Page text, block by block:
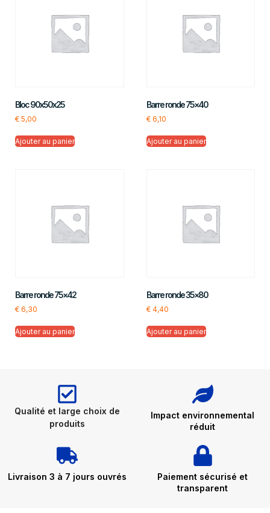
Bloc 90x50x25
€ 5,00
Ajouter au panier
Barre ronde 75×40
€6,10
Ajouter au panier
Barre ronde 75×42
€ 6,30
Ajouter au panier
Barre ronde 35×80
€4,40
Ajouter au panier
Qualité et large choix de
produits
Impact environnemental
réduit
Livraison 3 à 7 jours ouvrés
Paiement sécurisé et
transparent